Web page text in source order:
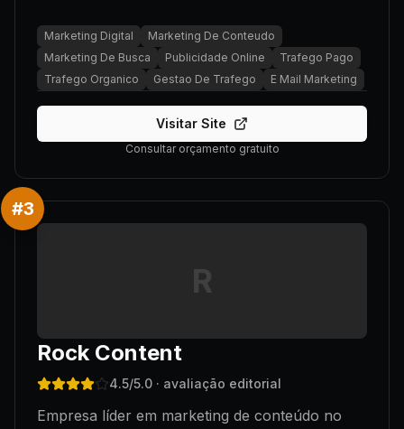
Marketing Digital
Marketing De Conteudo
Marketing De Busca
Publicidade Online
Trafego Pago
Trafego Organico
Gestao De Trafego E Mail Marketing
Visitar Site
Consultar orçamento gratuito
#3
R
Rock Content
4.5/5.0 · avaliação editorial
Empresa líder em marketing de conteúdo no